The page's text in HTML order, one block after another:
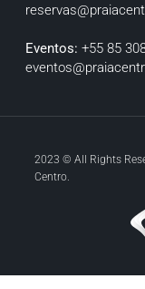
Eventos: +55 85
2023 © All Rights
Centro.